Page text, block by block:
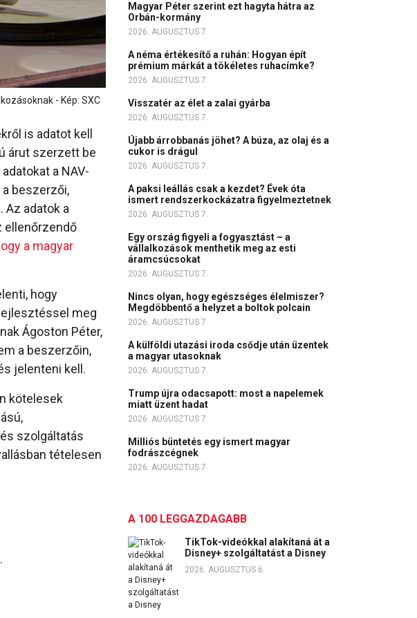
- Kép: SXC
is adatot kell
árut szerzett be
a NAV-
beszerzői,
Az adatok a
ellenőrzendő
a magyar
hogy
meg
Ágoston Péter,
a beszerzőin,
jelenteni kell.
kötelesek
szolgáltatás
tételesen
Magyar Péter szerint ezt hagyta hátra az
Orbán-kormány
2026. AUGUSZTUS 7.
A néma értékesítő a ruhán: Hogyan épít
prémium márkát a tökéletes ruhacímke?
2026. AUGUSZTUS 7.
Visszatér az élet a zalai gyárba
2026. AUGUSZTUS 7.
Újabb árrobbanás jöhet? A búza, az olaj és a
cukor is drágul
2026. AUGUSZTUS 7.
A paksi leállás csak a kezdet? Évek óta
ismert rendszerkockázatra figyelmeztetnek
2026. AUGUSZTUS 7.
Egy ország figyeli a fogyasztást – a
vállalkozások menthetik meg az esti
áramcsúcsokat
2026. AUGUSZTUS 7.
Nincs olyan, hogy egészséges élelmiszer?
Megdöbbentő a helyzet a boltok polcain
2026. AUGUSZTUS 7.
A külföldi utazási iroda csődje után üzentek
a magyar utasoknak
2026. AUGUSZTUS 7.
Trump újra odacsapott: most a napelemek
miatt üzent hadat
2026. AUGUSZTUS 7.
Milliós büntetés egy ismert magyar
fodrászcégnek
2026. AUGUSZTUS 7.
A 100 LEGGAZDAGABB
TikTok-videókkal alakítaná át a
Disney+ szolgáltatást a Disney
2026. AUGUSZTUS 6.